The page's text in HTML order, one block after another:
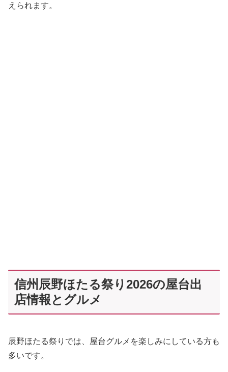
えられます。
信州辰野ほたる祭り2026の屋台出
店情報とグルメ
辰野ほたる祭りでは、屋台グルメを楽しみにしている方も
多いです。